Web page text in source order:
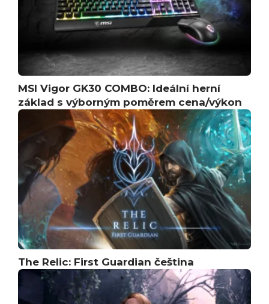
MSI Vigor GK30 COMBO: Ideální herní
základ s výborným poměrem cena/výkon
The Relic: First Guardian čeština